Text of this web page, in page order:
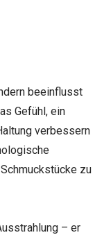
beeinflusst
Gefühl, ein
verbessern
zu
– er